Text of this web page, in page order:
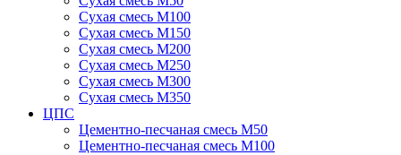
Сухая смесь М100
Сухая смесь М150
Сухая смесь М200
Сухая смесь М250
Сухая смесь М300
Сухая смесь М350
ЦПС
Цементно-песчаная смесь М50
Цементно-песчаная смесь М100